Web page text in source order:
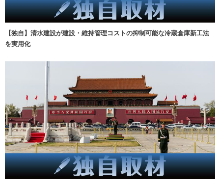
【独自】清水建設が建設・維持管理コストの抑制可能な冷蔵倉庫新工法
を実用化